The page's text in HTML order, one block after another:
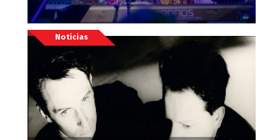
Noticias